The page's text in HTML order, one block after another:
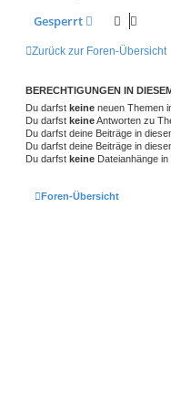
Gesperrt
Zurück zur Foren-Übersicht
BERECHTIGUNGEN IN
Du darfst keine neuen Themen
Du darfst keineAntworten zu
Du darfst deine Beiträge in
Du darfst deine Beiträge in
Du darfst keine Dateianhänge
Foren-Übersicht